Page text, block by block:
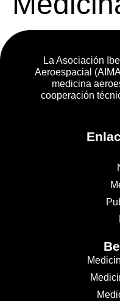
La Asociación
Aeroespacial
medicina
cooperación